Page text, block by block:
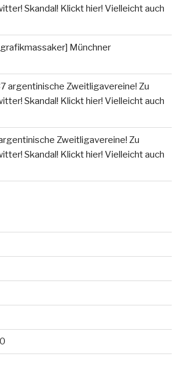
Skandal! Klickt hier! Vielleicht auch
Münchner
argentinische Zweitligavereine! Zu
Skandal! Klickt hier! Vielleicht auch
Zweitligavereine! Zu
Skandal! Klickt hier! Vielleicht auch